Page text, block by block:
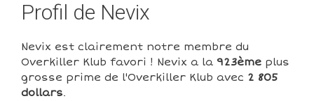
Profil de Nevix
Nevix est clairement notre membre du
Overkiller Klub favori ! Nevix a la 923ème plus
grosse prime de l'Overkiller Klub avec 2 805
dollars.